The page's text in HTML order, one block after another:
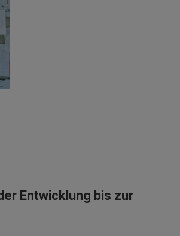
Entwicklung bis zur